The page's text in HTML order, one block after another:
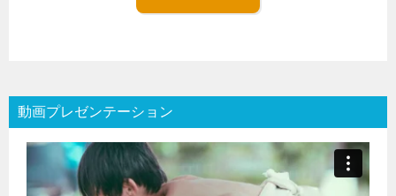
動画プレゼンテーション